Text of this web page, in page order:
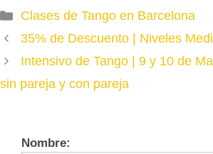
Categories
Clases de Tango en Barcelona
35% de Descuento | Niveles
Intensivo de Tango | 9 y 10 de
sin pareja y con pareja
Nombre: